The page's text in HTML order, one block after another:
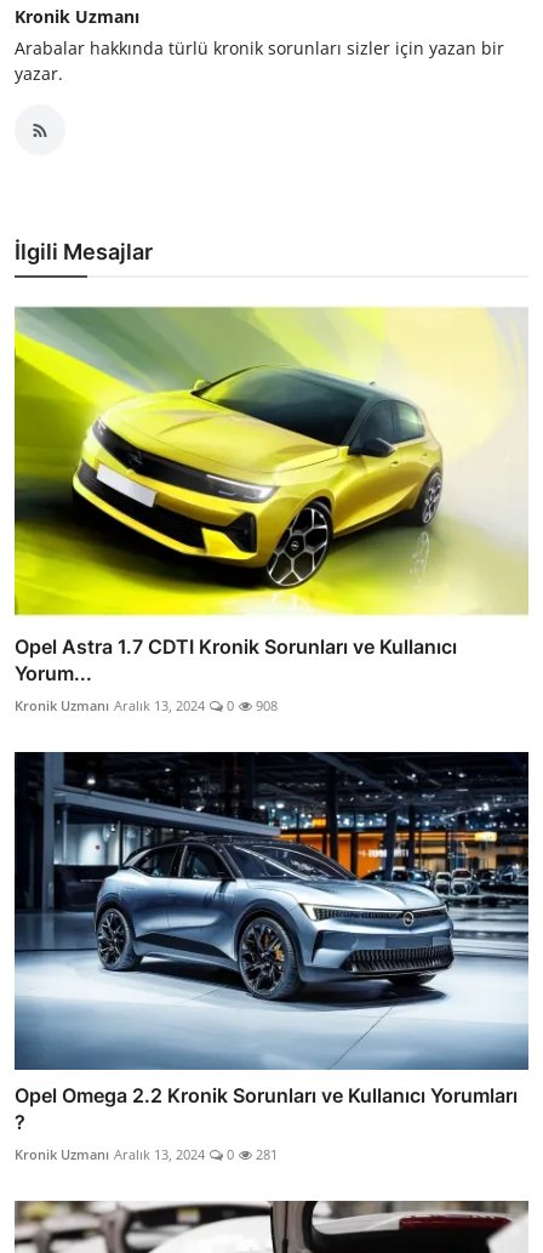
Kronik Uzmanı
Arabalar hakkında türlü kronik sorunları sizler için yazan bir
yazar.
İlgili Mesajlar
Opel Astra 1.7 CDTI Kronik Sorunları ve Kullanıcı
Yorum...
Kronik Uzmanı Aralık 13, 2024 0 908
Opel Omega 2.2 Kronik Sorunları ve Kullanıcı Yorumları
?
Kronik Uzmanı Aralık 13, 2024 0 281